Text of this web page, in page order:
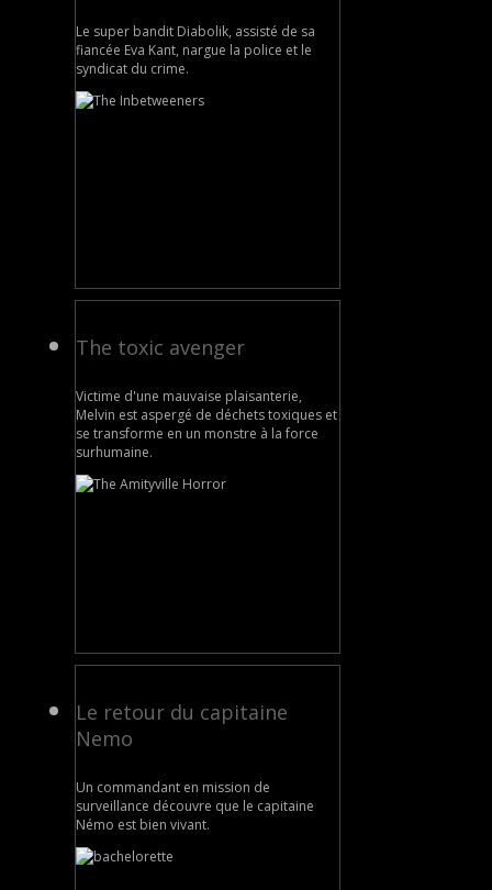
Le super bandit Diabolik, assisté de sa
fiancée Eva Kant, nargue la police et le
syndicat du crime.
The toxic avenger
Victime d'une mauvaise plaisanterie,
Melvin est aspergé de déchets toxiques et
se transforme en un monstre à la force
surhumaine.
Le retour du capitaine
Nemo
Un commandant en mission de
surveillance découvre que le capitaine
Némo est bien vivant.